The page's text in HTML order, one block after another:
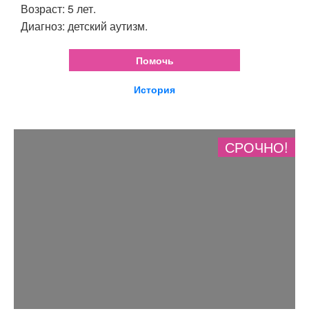
Возраст: 5 лет.
Диагноз: детский аутизм.
Помочь
История
СРОЧНО!